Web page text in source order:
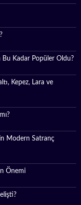
Bu Kadar Popüler Oldu?
Kepez, Lara ve
Modern Satranç
Önemi